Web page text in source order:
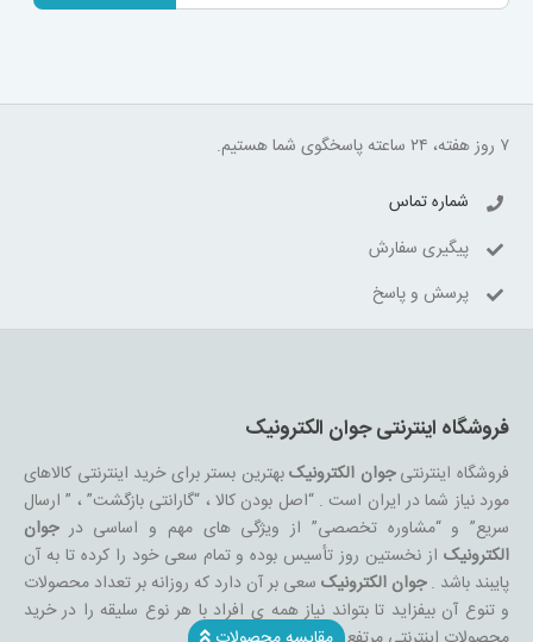
۷ روز هفته، ۲۴ ساعته پاسخگوی شما هستیم.
شماره تماس
پیگیری سفارش
پرسش و پاسخ
فروشگاه اینترنتی جوان الکترونیک
فروشگاه اینترنتیجوان الکترونیکبهترین بستر برای خرید اینترنتی کالاهای
مورد نیاز شما در ایران است . “اصل بودن کالا ، “گارانتی بازگشت” ، ” ارسال
سریع” و “مشاوره تخصصی” از ویژگی های مهم و اساسی درجوان
الکترونیکاز نخستین روز تأسیس بوده و تمام سعی خود را کرده تا به آن
پایبند باشد .جوان الکترونیکسعی بر آن دارد که روزانه بر تعداد محصولات
و تنوع آن بیفزاید تا بتواند نیاز همه ی افراد با هر نوع سلیقه را در خرید